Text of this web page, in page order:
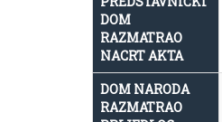
DOM
RAZMATRAO
NACRT AKTA
DOM NARODA
RAZMATRAO